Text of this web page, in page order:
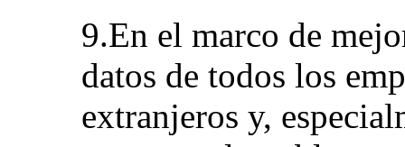
9.En el marco de
datos de todos los
extranjeros y,